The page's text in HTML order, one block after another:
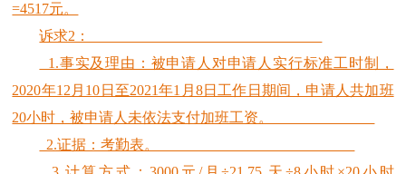
=4517元。
诉求2：
1.事实及理由：被申请人对申请人实行标准工时制，
2020年12月10日至2021年1月8日工作日期间，申请人共加班
20小时，被申请人未依法支付加班工资。
2.证据：考勤表。